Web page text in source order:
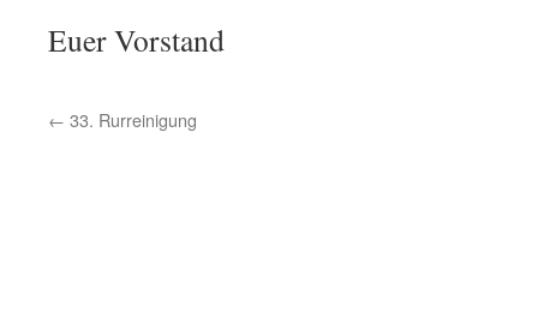
Euer Vorstand
← 33. Rurreinigung